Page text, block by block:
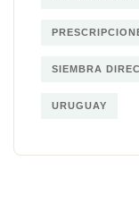
SIEMBRA
URUGUAY